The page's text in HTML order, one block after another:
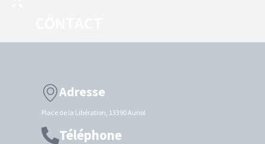
Adresse
Place de la Libération, 13390 Auriol
Téléphone